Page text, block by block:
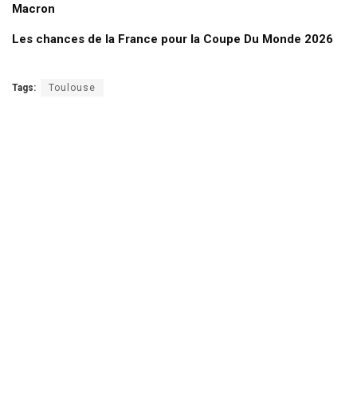
Macron
Les chances de la France pour la Coupe Du Monde 2026
Tags: Toulouse